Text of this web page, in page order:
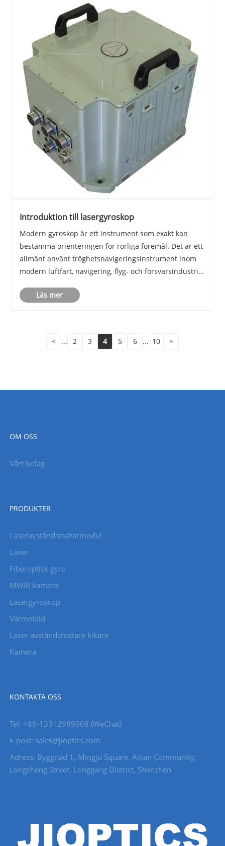
Introduktion till lasergyroskop
Modern gyroskop är ett instrument som exakt kan
bestämma orienteringen för rörliga föremål. Det är ett
allmänt använt tröghetsnavigeringsinstrument inom
modern luftfart, navigering, flyg- och försvarsindustri.
ett lands industriella, försvar och......
Läs mer
< ... 2 3 4 5 6 ... 10 >
OM OSS
Vårt bolag
PRODUKTER
Laseravståndsmätarmodul
Laser
Fiberoptisk gyro
MWIR kamera
Lasergyroskop
Värmebild
Laser avståndsmätare kikare
Kamera
KONTAKTA OSS
Tel: +86-13312989908 (WeChat)
E-post: sales@jioptics.com
Adress: Byggnad 1, Mingju Square, Ailian Community,
Longcheng Street, Longgang District, Shenzhen